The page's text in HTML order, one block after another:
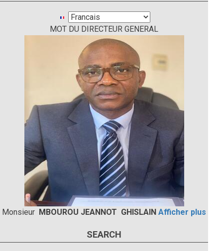
Select
your
language
MOT DU DIRECTEUR GENERAL
Monsieur MBOUROU JEANNOT GHISLAIN Afficher plus
SEARCH